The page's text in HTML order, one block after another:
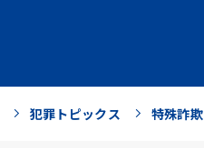
犯罪トピックス 特殊詐欺